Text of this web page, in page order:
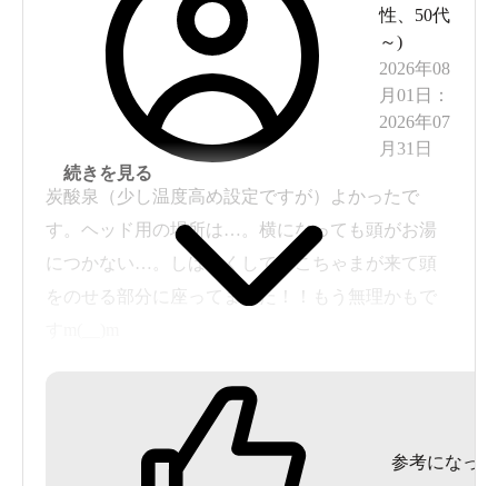
性、 50代
～)
2026年08
月01日
：
2026年07
月31日
炭酸泉（少し温度高め設定ですが）よかったで
す。ヘッド用の場所は…。横になっても頭がお湯
につかない…。しばらくしておこちゃまが来て頭
をのせる部分に座ってました！！もう無理かもで
曜日によっていろいろサービスがあるのもよいと
続きを見る
参考になった